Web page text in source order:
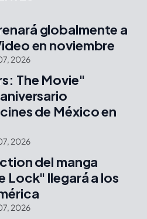
globalmente a
en noviembre
2026
The Movie"
de México en
2026
del manga
llegará a los
2026